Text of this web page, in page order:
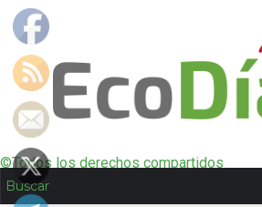
©Todos los derechos compartidos